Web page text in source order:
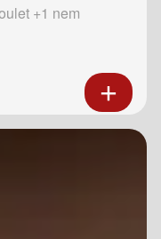
+1 nem